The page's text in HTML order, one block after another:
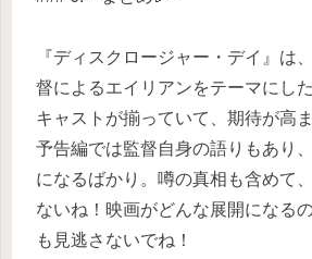
『ディスクロージャー・デイ』は
督によるエイリアンをテーマにし
キャストが揃っていて、期待が高
予告編では監督自身の語りもあり
になるばかり。噂の真相も含めて
ないね！映画がどんな展開になる
も見逃さないでね！